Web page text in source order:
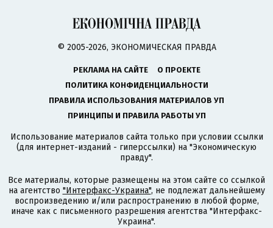
© 2005-2026, ЭКОНОМИЧЕСКАЯ ПРАВДА
РЕКЛАМА НА САЙТЕ
О ПРОЕКТЕ
ПОЛИТИКА КОНФИДЕНЦИАЛЬНОСТИ
ПРАВИЛА ИСПОЛЬЗОВАНИЯ МАТЕРИАЛОВ УП
ПРИНЦИПЫ И ПРАВИЛА РАБОТЫ УП
Использование материалов сайта только при условии ссылки
(для интернет-изданий - гиперссылки) на "Экономическую
правду".
Все материалы, которые размещены на этом сайте со ссылкой
на агентство "Интерфакс-Украина", не подлежат дальнейшему
воспроизведению и/или распространению в любой форме,
иначе как с письменного разрешения агентства "Интерфакс-
Украина".